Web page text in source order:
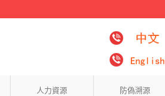
人力資源 防偽溯源